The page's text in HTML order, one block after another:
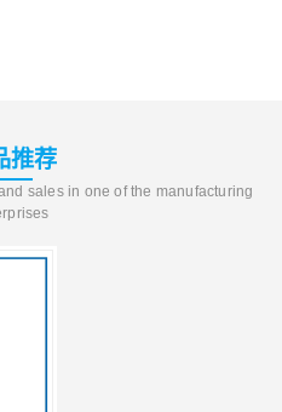
推荐
sales in one of the manufacturing